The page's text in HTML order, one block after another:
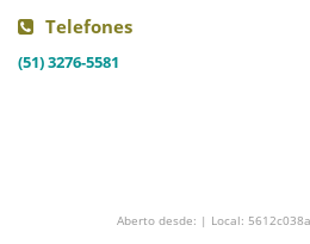
Telefones
(51) 3276-5581
Aberto desde: | Local: